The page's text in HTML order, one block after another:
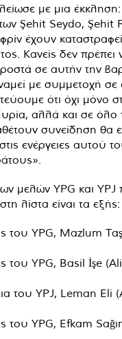
με μια
Şehit Seydo, Şehit
έχουν
Κανείς δεν πρέπει
σε αυτήν την
με συμμετοχή σε
ότι όχι μόνο
αλλά και σε όλο
συνείδηση ​​θα
ενέργειες αυτού
μελών YPG και YPJ
λίστα είναι τα εξής:
του YPG, Mazlum
του YPG, Basil İşe
του YPJ, Leman Eli
του YPG, Efkam